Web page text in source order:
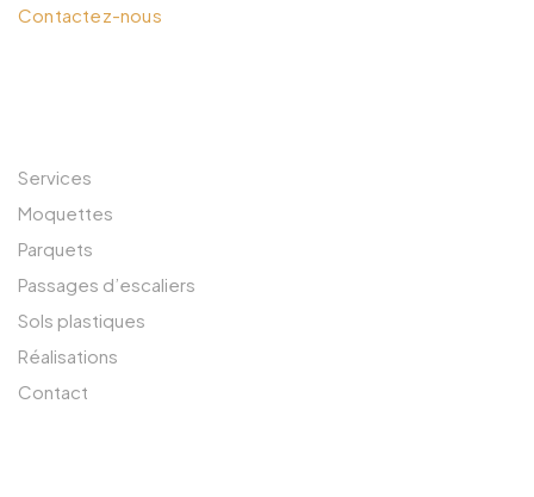
Contactez-nous
Services
Moquettes
Parquets
Passages d’escaliers
Sols plastiques
Réalisations
Contact